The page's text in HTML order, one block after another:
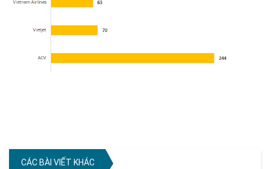
CÁC BÀI VIẾT KHÁC